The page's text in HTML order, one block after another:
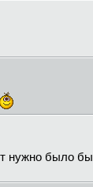
нужно было